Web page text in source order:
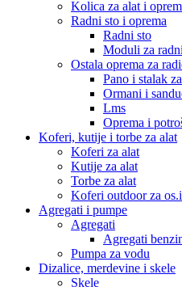
Kolica za alat i
Radni sto i oprema
Radni sto
Moduli za
Ostala oprema za
Pano i stalak
Ormani i
Lms
Oprema i
Koferi, kutije i torbe za alat
Koferi za alat
Kutije za alat
Torbe za alat
Koferi outdoor za
Agregati i pumpe
Agregati
Agregati
Pumpa za vodu
Dizalice, merdevine i skele
Skele